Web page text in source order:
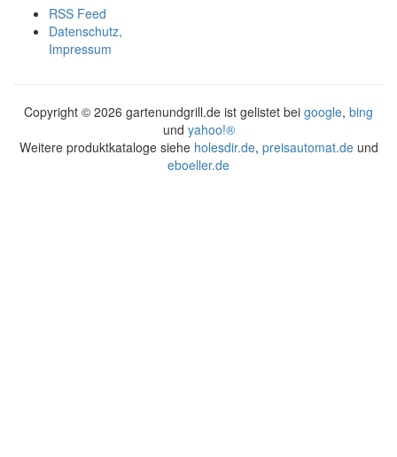
RSS Feed
Datenschutz,
Impressum
Copyright © 2026 gartenundgrill.de ist gelistet bei google, bing
und yahoo!®
Weitere produktkataloge siehe holesdir.de, preisautomat.deund
eboeller.de